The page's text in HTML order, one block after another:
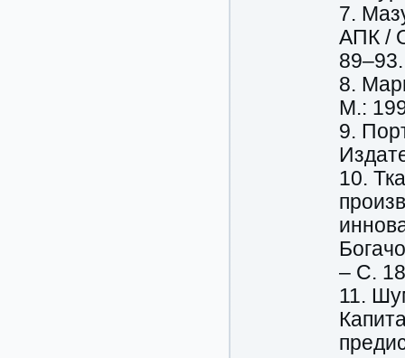
7.
АПК /
89–93.
8.
М.:
9.
10.
– С.
11.